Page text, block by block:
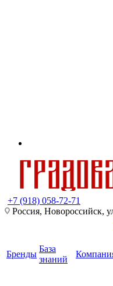
+7 (918) 058-72-71
Россия, Новороссийск,
Бренды
База
знаний